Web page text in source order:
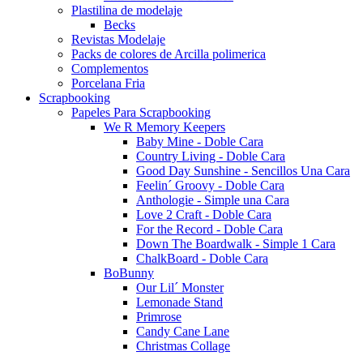
Plastilina de modelaje
Becks
Revistas Modelaje
Packs de colores de Arcilla polimerica
Complementos
Porcelana Fria
Scrapbooking
Papeles Para Scrapbooking
We R Memory Keepers
Baby Mine - Doble Cara
Country Living - Doble Cara
Good Day Sunshine - Sencillos Una Cara
Feelin´ Groovy - Doble Cara
Anthologie - Simple una Cara
Love 2 Craft - Doble Cara
For the Record - Doble Cara
Down The Boardwalk - Simple 1 Cara
ChalkBoard - Doble Cara
BoBunny
Our Lil´ Monster
Lemonade Stand
Primrose
Candy Cane Lane
Christmas Collage